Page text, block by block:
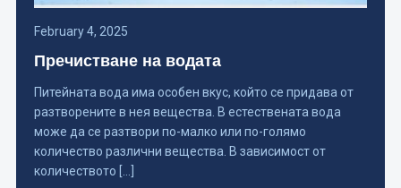
February 4, 2025
Пречистване на водата
Питейната вода има особен вкус, който се придава от
разтворените в нея вещества. В естествената вода
може да се разтвори по-малко или по-голямо
количество различни вещества. В зависимост от
количеството […]